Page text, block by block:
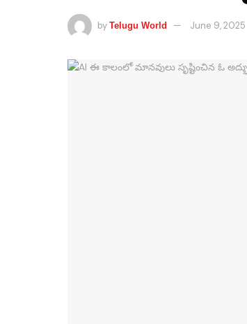
by Telugu World June 9, 2025